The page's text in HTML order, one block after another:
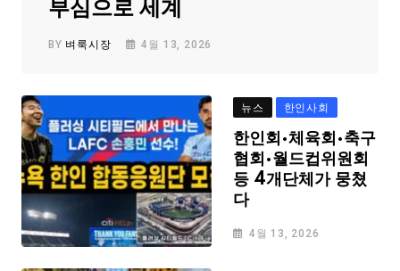
부심으로 세계
BY 벼룩시장 4월 13, 2026
뉴스 한인사회
한인회·체육회·축구
협회·월드컵위원회
등 4개단체가 뭉쳤
다
4월 13, 2026